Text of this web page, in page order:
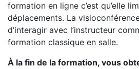
formation en ligne c’est qu’elle
déplacements. La
d’interagir avec l’instructeur
formation classique en salle.
À la fin de la formation, vous